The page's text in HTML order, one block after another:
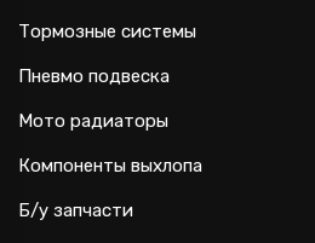
Тормозные системы
Пневмо подвеска
Мото радиаторы
Компоненты выхлопа
Б/у запчасти